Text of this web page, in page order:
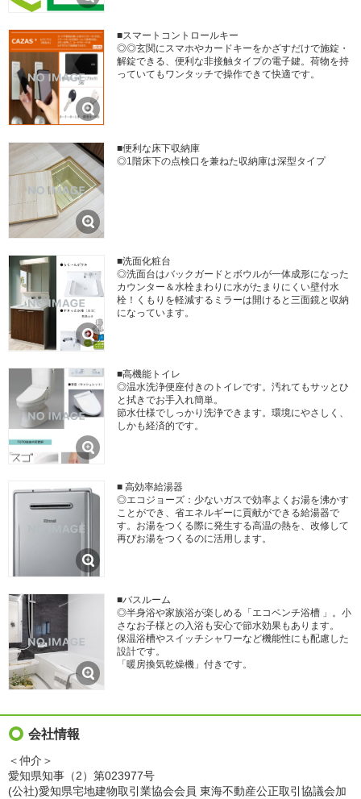
■スマートコントロールキー
◎◎玄関にスマホやカードキーをかざすだけで施錠・
解錠できる、便利な非接触タイプの電子鍵。荷物を持
っていてもワンタッチで操作できて快適です。
■便利な床下収納庫
◎1階床下の点検口を兼ねた収納庫は深型タイプ
■洗面化粧台
◎洗面台はバックガードとボウルが一体成形になった
カウンター＆水栓まわりに水がたまりにくい壁付水
栓！くもりを軽減するミラーは開けると三面鏡と収納
になっています。
■高機能トイレ
◎温水洗浄便座付きのトイレです。汚れてもサッとひ
と拭きでお手入れ簡単。
節水仕様でしっかり洗浄できます。環境にやさしく、
しかも経済的です。
■ 高効率給湯器
◎エコジョーズ：少ないガスで効率よくお湯を沸かす
ことができ、省エネルギーに貢献ができる給湯器で
す。お湯をつくる際に発生する高温の熱を、改修して
再びお湯をつくるのに活用します。
■バスルーム
◎半身浴や家族浴が楽しめる「エコベンチ浴槽 」。小
さなお子様との入浴も安心で節水効果もあります。
保温浴槽やスイッチシャワーなど機能性にも配慮した
設計です。
「暖房換気乾燥機」付きです。
会社情報
＜仲介＞
愛知県知事（2）第023977号
(公社)愛知県宅地建物取引業協会会員 東海不動産公正取引協議会加